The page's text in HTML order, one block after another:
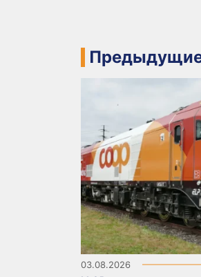
03.08.2026